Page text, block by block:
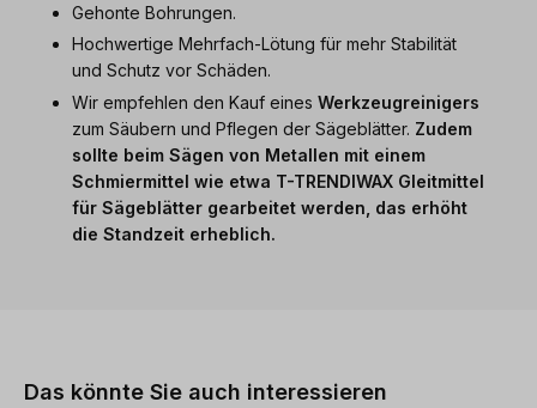
Gehonte Bohrungen.
Hochwertige Mehrfach-Lötung für mehr Stabilität
und Schutz vor Schäden.
Wir empfehlen den Kauf eines Werkzeugreinigers
zum Säubern und Pflegen der Sägeblätter. Zudem
sollte beim Sägen von Metallen mit einem
Schmiermittel wie etwa T-TRENDIWAX Gleitmittel
für Sägeblätter gearbeitet werden, das erhöht
die Standzeit erheblich.
Das könnte Sie auch interessieren